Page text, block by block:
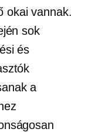
okai vannak.
sok
és
a